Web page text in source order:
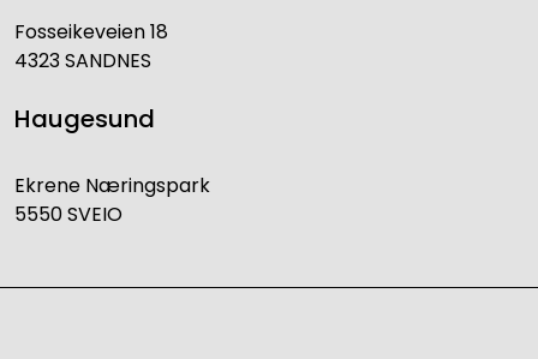
Fosseikeveien 18
4323 SANDNES
Haugesund
Ekrene Næringspark
5550 SVEIO